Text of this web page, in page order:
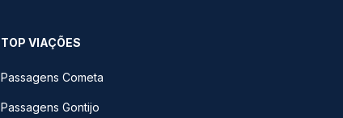
TOP VIAÇÕES
Passagens Cometa
Passagens Gontijo